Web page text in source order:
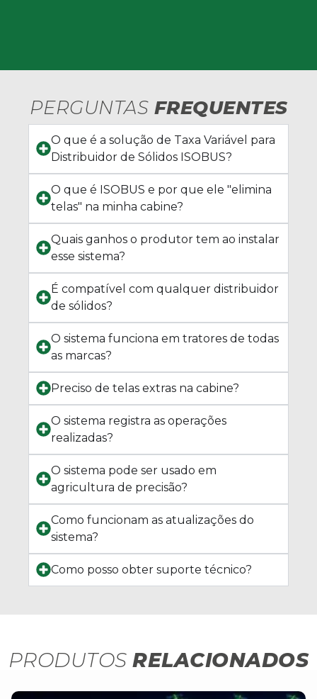
PERGUNTAS FREQUENTES
O que é a solução de Taxa Variável para
Distribuidor de Sólidos ISOBUS?
O que é ISOBUS e por que ele "elimina
telas" na minha cabine?
Quais ganhos o produtor tem ao instalar
esse sistema?
É compatível com qualquer distribuidor
de sólidos?
O sistema funciona em tratores de todas
as marcas?
Preciso de telas extras na cabine?
O sistema registra as operações
realizadas?
O sistema pode ser usado em
agricultura de precisão?
Como funcionam as atualizações do
sistema?
Como posso obter suporte técnico?
PRODUTOSRELACIONADOS